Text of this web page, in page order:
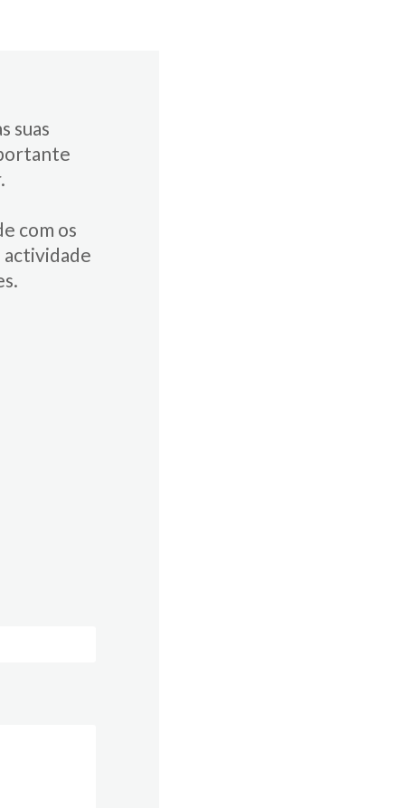
suas
com os
actividade